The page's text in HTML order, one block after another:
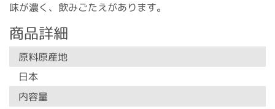
味が濃く、飲みごたえがあります。
商品詳細
原料原産地
日本
内容量